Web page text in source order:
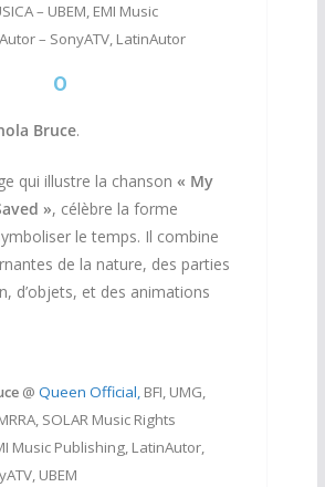
– UBEM, EMI Music
– SonyATV, LatinAutor
O
Bruce.
qui illustre la chanson « My
», célèbre la forme
le temps. Il combine
de la nature, des parties
d’objets, et des animations
@ Queen Official, BFI, UMG,
SOLAR Music Rights
Music Publishing, LatinAutor,
UBEM